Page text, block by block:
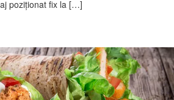
poziționat fix la […]